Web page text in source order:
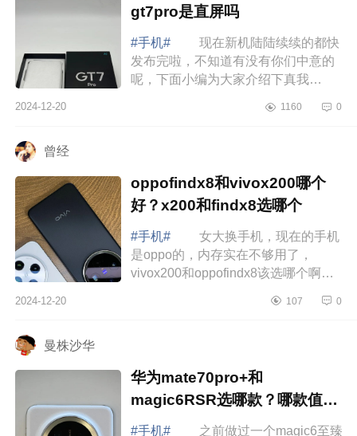
gt7pro是直屏吗
#手机#
现在新机陆陆续续的都快
发布完啦，不知道有没有你们中意的
呢，下面小编为大家介绍下真我
吗 真我gt7pro测评怎么样 十
2024-12-20 1160 0
曾经
oppofindx8和vivox200哪个
好？x200和findx8选哪个
#手机#
女大换手机，现在的手机
是oppo的，内存实在不够用了，
vivox200和oppofindx8该选哪个啊，
oppofindx8和vivox200哪个好？x200
2024-12-20 107 0
曼株沙华
华为mate70pro+和
magic6RSR选哪款？哪款值得
入手
#手机#
之前做过一个magic6至臻